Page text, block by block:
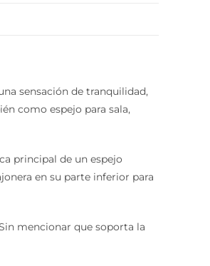
sensación de tranquilidad,
como espejo para sala,
principal de un espejo
en su parte inferior para
mencionar que soporta la